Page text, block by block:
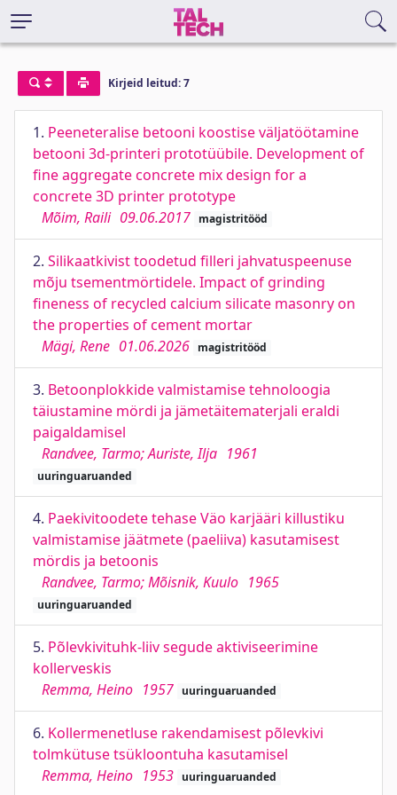
Kirjeid leitud: 7
1. Peeneteralise betooni koostise väljatöötamine
betooni 3d-printeri prototüübile. Development of
fine aggregate concrete mix design for a
concrete 3D printer prototype
Mõim, Raili 09.06.2017 magistritööd
2. Silikaatkivist toodetud filleri jahvatuspeenuse
mõju tsementmörtidele. Impact of grinding
fineness of recycled calcium silicate masonry on
the properties of cement mortar
Mägi, Rene 01.06.2026 magistritööd
3. Betoonplokkide valmistamise tehnoloogia
täiustamine mördi ja jämetäitematerjali eraldi
paigaldamisel
Randvee, Tarmo; Auriste, Ilja 1961
uuringuaruanded
4. Paekivitoodete tehase Väo karjääri killustiku
valmistamise jäätmete (paeliiva) kasutamisest
mördis ja betoonis
Randvee, Tarmo; Mõisnik, Kuulo 1965
uuringuaruanded
5. Põlevkivituhk-liiv segude aktiviseerimine
kollerveskis
Remma, Heino 1957 uuringuaruanded
6. Kollermenetluse rakendamisest põlevkivi
tolmkütuse tsükloontuha kasutamisel
Remma, Heino 1953 uuringuaruanded